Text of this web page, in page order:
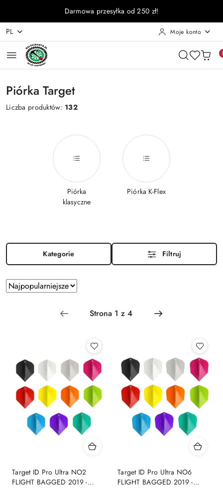
Przejdź do treści głównej
Przejdź do wyszukiwarki
Przejdź do moje konto
Przejdź do menu głównego
Przejdź do stopkiDarmowa przesyłka od 250 zł!
PL Moje konto
Piórka Target
Liczba produktów: 132
Piórka
klasyczne
Piórka K-Flex
Kategorie Filtruj
Zastosowano
sortowanie:
Najpopularniejsze.
Sortuj
według
Target ID Pro Ultra NO2
FLIGHT BAGGED 2019 -
Target ID Pro Ultra NO6
FLIGHT BAGGED 2019 -